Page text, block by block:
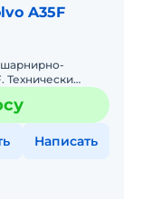
A35F
Технически
Все ТО
Написать